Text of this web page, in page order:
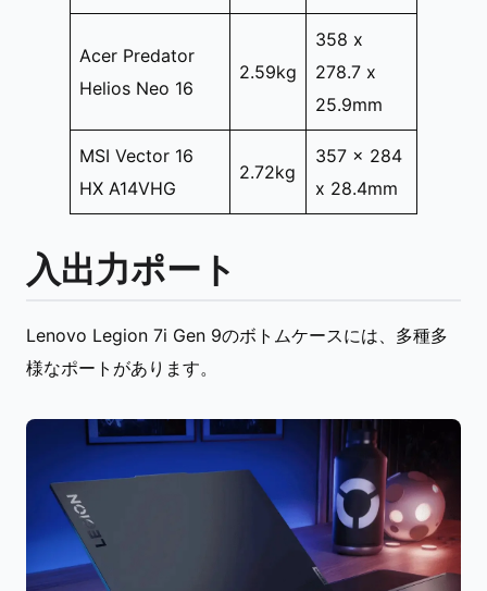
Acer Predator
Helios Neo 16
2.59kg
358 x
278.7 x
25.9mm
MSI Vector 16
HX A14VHG
2.72kg
357 x 284
x 28.4mm
入出力ポート
Lenovo Legion 7i Gen 9のボトムケースには、多種多
様なポートがあります。